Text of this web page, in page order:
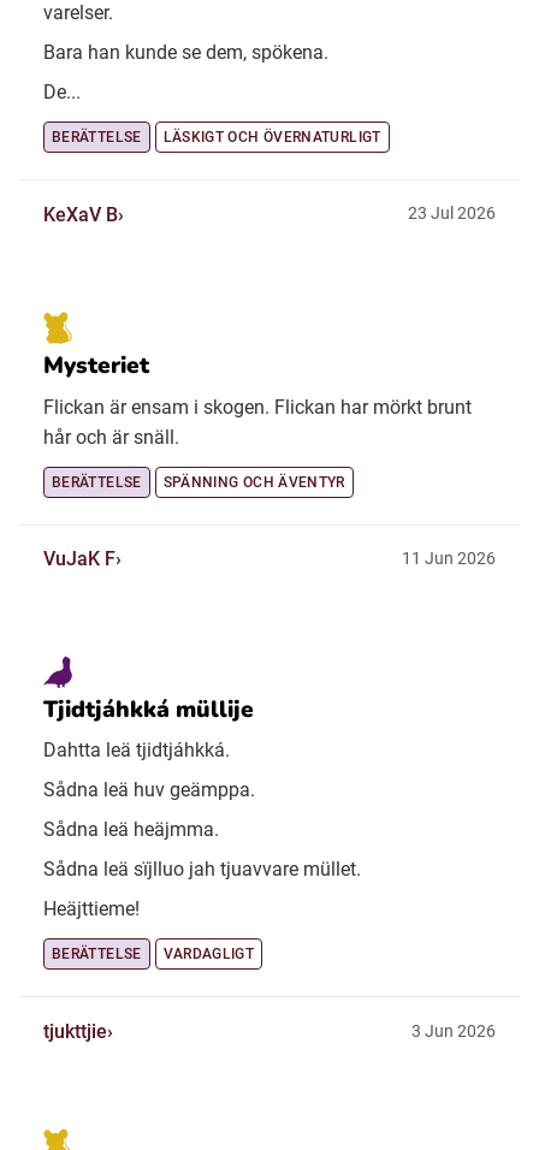
varelser.
Bara han kunde se dem, spökena.
De...
BERÄTTELSE LÄSKIGT OCH ÖVERNATURLIGT
KeXaV B 23 Jul 2026
Mysteriet
Flickan är ensam i skogen. Flickan har mörkt brunt
hår och är snäll.
BERÄTTELSE SPÄNNING OCH ÄVENTYR
VuJaK F 11 Jun 2026
Tjidtjáhkká müllije
Dahtta leä tjidtjáhkká.
Sådna leä huv geämppa.
Sådna leä heäjmma.
Sådna leä sïjlluo jah tjuavvare müllet.
Heäjttieme!
BERÄTTELSE VARDAGLIGT
tjukttjie 3 Jun 2026